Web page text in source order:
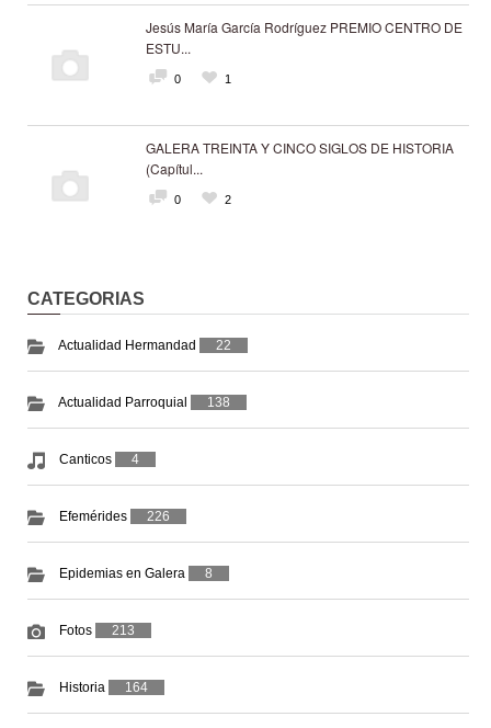
Jesús María García Rodríguez PREMIO CENTRO DE
ESTU...
0 1
GALERA TREINTA Y CINCO SIGLOS DE HISTORIA
(Capítul...
0 2
CATEGORIAS
Actualidad Hermandad 22
Actualidad Parroquial 138
Canticos 4
Efemérides 226
Epidemias en Galera 8
Fotos 213
Historia 164